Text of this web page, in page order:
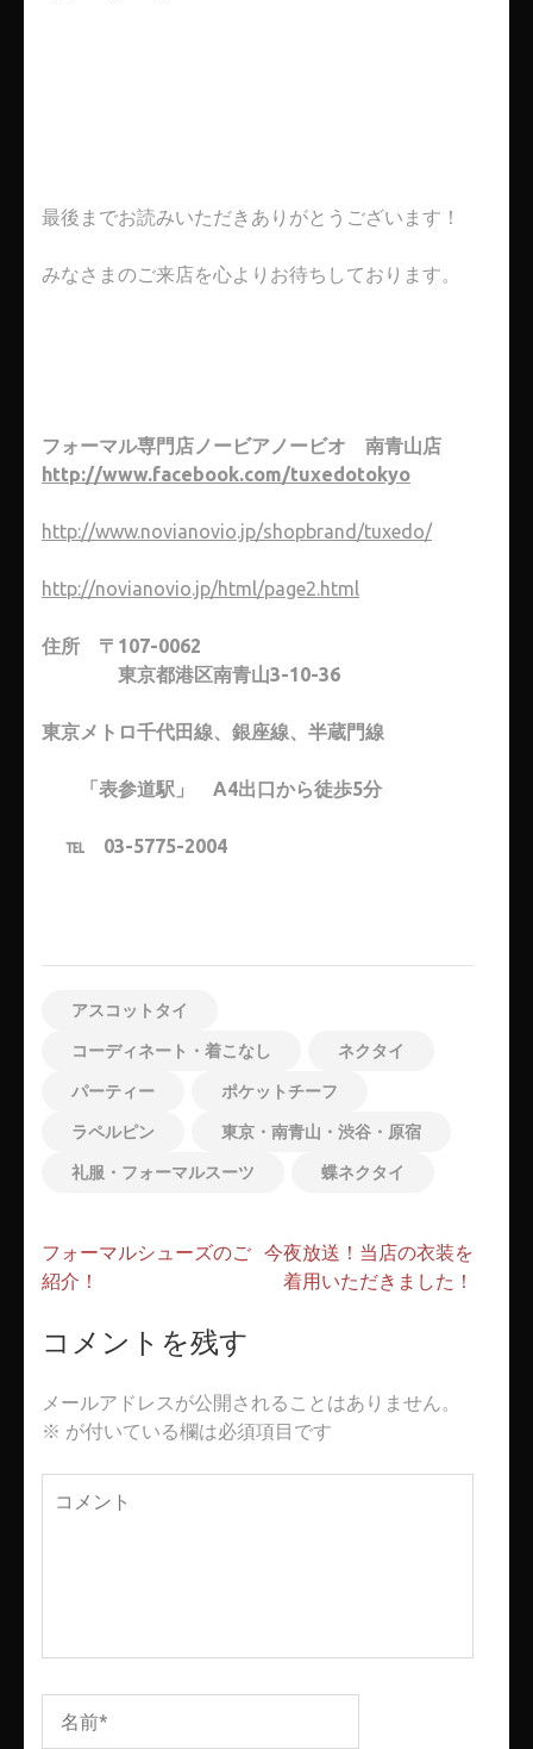
最後までお読みいただきありがとうございます！
みなさまのご来店を心よりお待ちしております。
フォーマル専門店ノービアノービオ 南青山店
http://www.facebook.com/tuxedotokyo
http://www.novianovio.jp/shopbrand/tuxedo/
http://novianovio.jp/html/page2.html
住所 〒107-0062
東京都港区南青山3-10-36
東京メトロ千代田線、銀座線、半蔵門線
「表参道駅」 A4出口から徒歩5分
℡ 03-5775-2004
アスコットタイ
コーディネート・着こなし ネクタイ
パーティー ポケットチーフ
ラペルピン 東京・南青山・渋谷・原宿
礼服・フォーマルスーツ 蝶ネクタイ
投
稿
ビ
ゲ
ー
シ
ョ
ン
フォーマルシューズのご
紹介！
今夜放送！当店の衣装を
着用いただきました！
コメントを残す
メールアドレスが公開されることはありません。
※ が付いている欄は必須項目です